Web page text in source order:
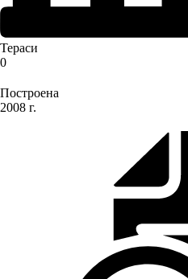
Тераси
0
Построена
2008 г.